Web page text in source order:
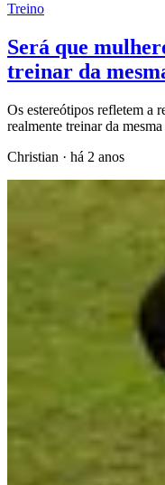
Treino
Será que
treinar da
Os estereótipos refletem a
realmente treinar da
Christian · há 2 anos